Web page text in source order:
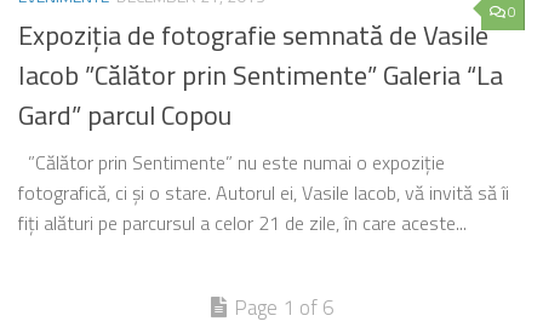
0
Expoziția de fotografie semnată de Vasile
Iacob ”Călător prin Sentimente” Galeria “La
Gard” parcul Copou
”Călător prin Sentimente” nu este numai o expoziție
fotografică, ci și o stare. Autorul ei, Vasile Iacob, vă invită să îi
fiți alături pe parcursul a celor 21 de zile, în care aceste...
Page 1 of 6